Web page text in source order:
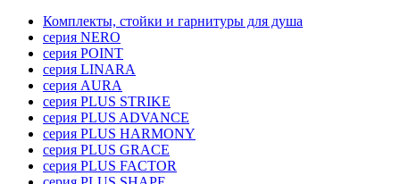
Комплекты, стойки и гарнитуры для душа
серия NERO
серия POINT
серия LINARA
серия AURA
серия PLUS STRIKE
серия PLUS ADVANCE
серия PLUS HARMONY
серия PLUS GRACE
серия PLUS FACTOR